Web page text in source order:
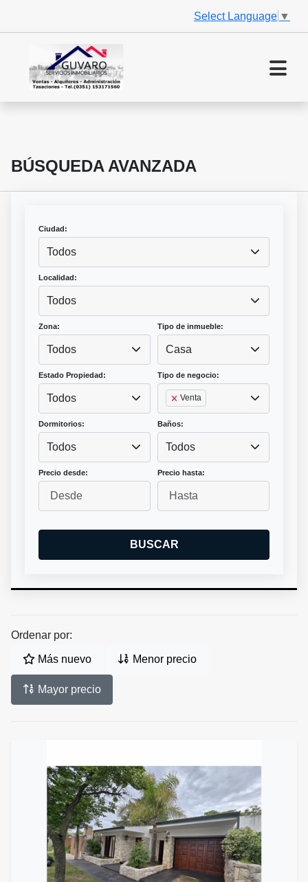
Select Language ▼
BÚSQUEDA AVANZADA
Ciudad:
Todos
Localidad:
Todos
Zona:
Todos
Tipo de inmueble:
Casa
Estado Propiedad:
Todos
Tipo de negocio:
Venta
Dormitorios:
Todos
Baños:
Todos
Precio desde: Precio hasta:
BUSCAR
Ordenar por:
Más nuevo Menor precio
Mayor precio